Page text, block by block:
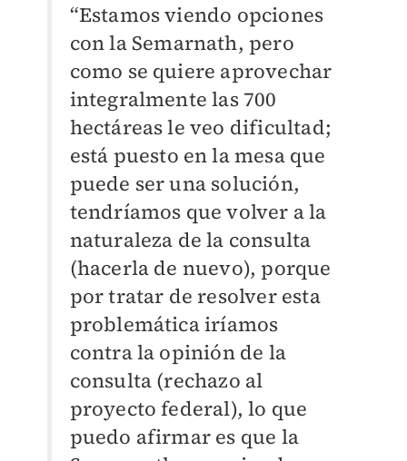
“Estamos viendo opciones
con la Semarnath, pero
como se quiere aprovechar
integralmente las 700
hectáreas le veo dificultad;
está puesto en la mesa que
puede ser una solución,
tendríamos que volver a la
naturaleza de la consulta
(hacerla de nuevo), porque
por tratar de resolver esta
problemática iríamos
contra la opinión de la
consulta (rechazo al
proyecto federal), lo que
puedo afirmar es que la